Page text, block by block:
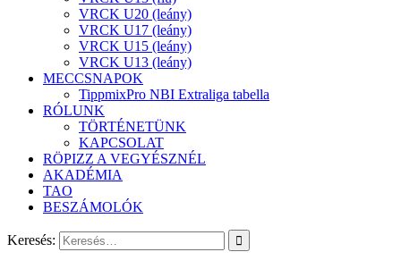
VRCK U20 (leány)
VRCK U17 (leány)
VRCK U15 (leány)
VRCK U13 (leány)
MECCSNAPOK
TippmixPro NBI Extraliga tabella
RÓLUNK
TÖRTÉNETÜNK
KAPCSOLAT
RÖPIZZ A VEGYÉSZNÉL
AKADÉMIA
TAO
BESZÁMOLÓK
Keresés: